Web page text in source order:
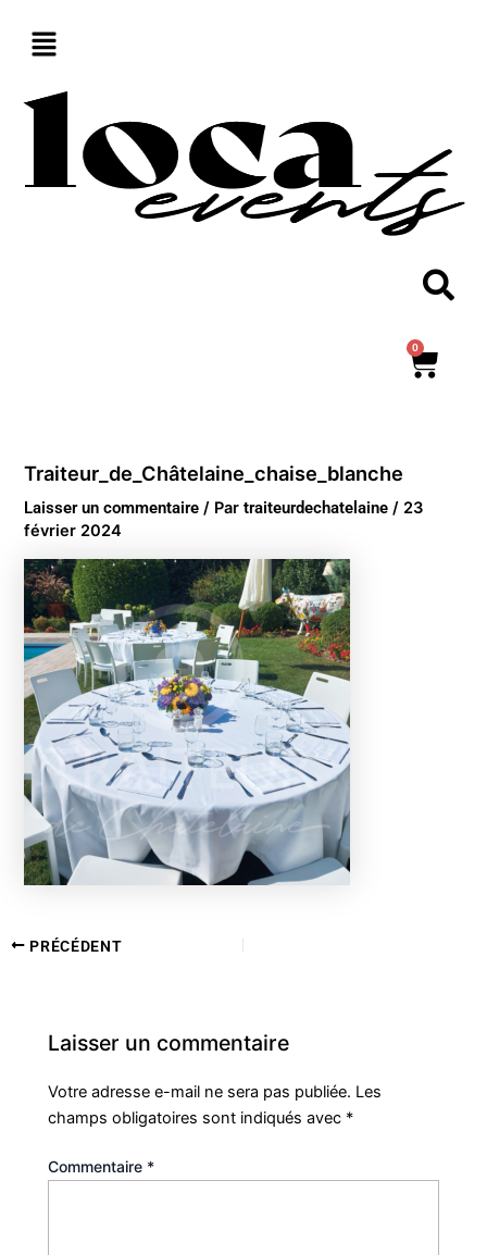
0
Traiteur_de_Châtelaine_chaise_blanche
Laisser un commentaire / Partraiteurdechatelaine/ 23
février 2024
PRÉCÉDENT
Laisser un commentaire
Votre adresse e-mail ne sera pas publiée. Les
champs obligatoires sont indiqués avec *
Commentaire *